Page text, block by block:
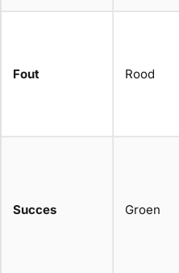
Fout Rood
Succes Groen